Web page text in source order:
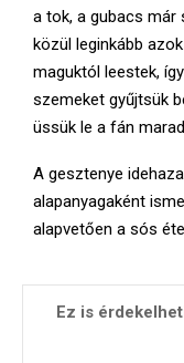
a tok, a gubacs már
közül leginkább
maguktól leestek,
szemeket gyűjtsük
üssük le a fán
A gesztenye
alapanyagaként
alapvetően a sós
Ez is